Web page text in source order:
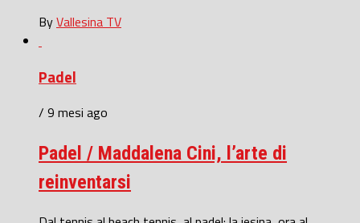
ByVallesina TV
Padel
/ 9 mesi ago
Padel / Maddalena Cini, l’arte di
reinventarsi